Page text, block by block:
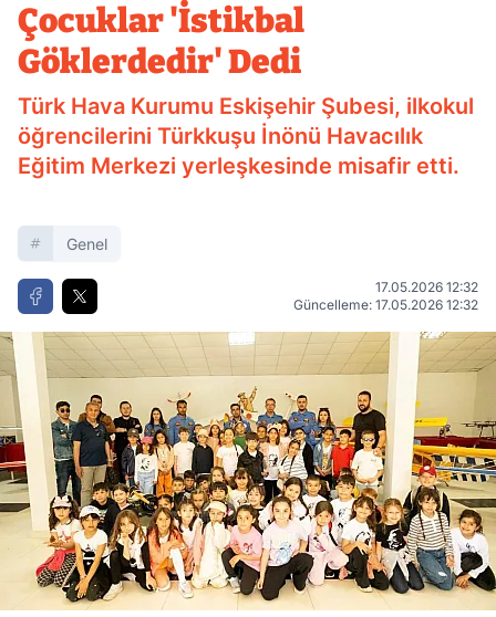
Çocuklar 'İstikbal
Göklerdedir' Dedi
Türk Hava Kurumu Eskişehir Şubesi, ilkokul
öğrencilerini Türkkuşu İnönü Havacılık
Eğitim Merkezi yerleşkesinde misafir etti.
Genel
17.05.2026 12:32
Güncelleme: 17.05.2026 12:32